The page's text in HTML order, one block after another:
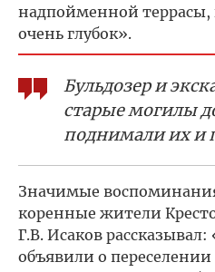
надпойменной террасы,
очень глубок».
Бульдозер и
старые могилы
поднимали их и
Значимые
коренные жители
Г.В. Исаков
объявили о переселении